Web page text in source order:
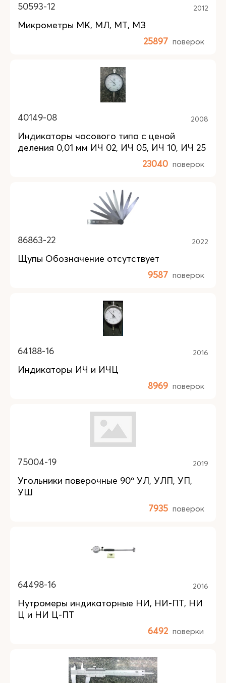
50593-12 2012
Микрометры МК, МЛ, МТ, МЗ
25897 поверок
40149-08 2008
Индикаторы часового типа с ценой
деления 0,01 мм ИЧ 02, ИЧ 05, ИЧ 10, ИЧ 25
23040 поверок
86863-22 2022
Щупы Обозначение отсутствует
9587 поверок
64188-16 2016
Индикаторы ИЧ и ИЧЦ
8969 поверок
75004-19 2019
Угольники поверочные 90º УЛ, УЛП, УП,
УШ
7935 поверок
64498-16 2016
Нутромеры индикаторные НИ, НИ-ПТ, НИ
Ц и НИ Ц-ПТ
6492 поверки